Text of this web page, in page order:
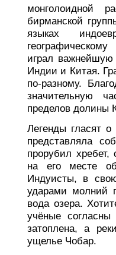
монголоидной
бирманской
языках
играл важнейшую
Индии и Китая.
по-разному.
значительную
пределов долины
Легенды гласят
представляла
прорубил
на его месте
Индуисты, в
ударами молний
вода озера.
учёные
затоплена, а
ущелье Чобар.